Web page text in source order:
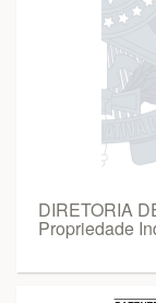
DIRETORIA
Propriedade